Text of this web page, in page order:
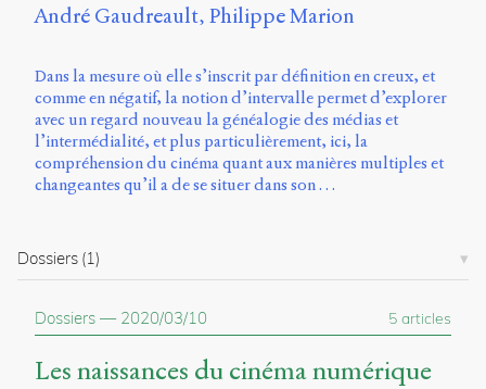
Mastodon
Université
de
de
Longueuil
B1-
12723
150
Pl.
André Gaudreault Philippe Marion
Dans la mesure où elle s’inscrit par définition en creux, et
comme en négatif, la notion d’intervalle permet d’explorer
avec un regard nouveau la généalogie des médias et
l’intermédialité, et plus particulièrement, ici, la
compréhension du cinéma quant aux manières multiples et
changeantes qu’il a de se situer dans son …
Dossiers (1)
Dossiers — 2020/03/10 5 articles
Les naissances du cinéma numérique